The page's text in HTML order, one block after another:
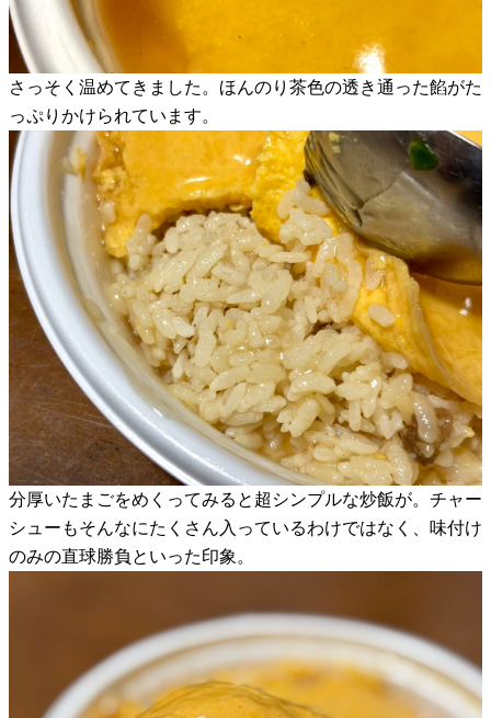
さっそく温めてきました。ほんのり茶色の透き通った餡がた
っぷりかけられています。
分厚いたまごをめくってみると超シンプルな炒飯が。チャー
シューもそんなにたくさん入っているわけではなく、味付け
のみの直球勝負といった印象。